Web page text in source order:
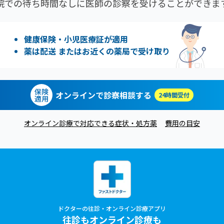
での待ち時間なしに医師の診察を受けることができま
健康保険・小児医療証が適用
薬は配送 またはお近くの薬局で受け取り
保険
適用 オンラインで診察相談する 24時間受付
オンライン診療で対応できる症状・処方薬 費用の目安
ドクターの往診・オンライン診療アプリ
往診もオンライン診療も